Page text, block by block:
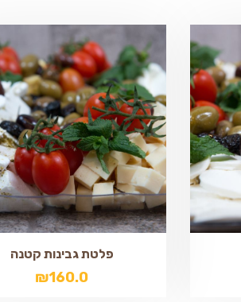
פלטת גבינות קטנה
₪160.0